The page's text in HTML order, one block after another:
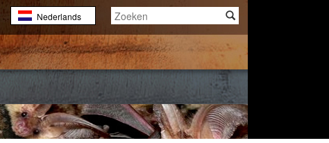
Nederlands
English
Français